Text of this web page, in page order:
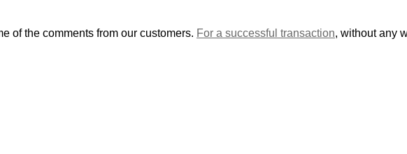
of the comments from our customers. For a successful transaction, without any